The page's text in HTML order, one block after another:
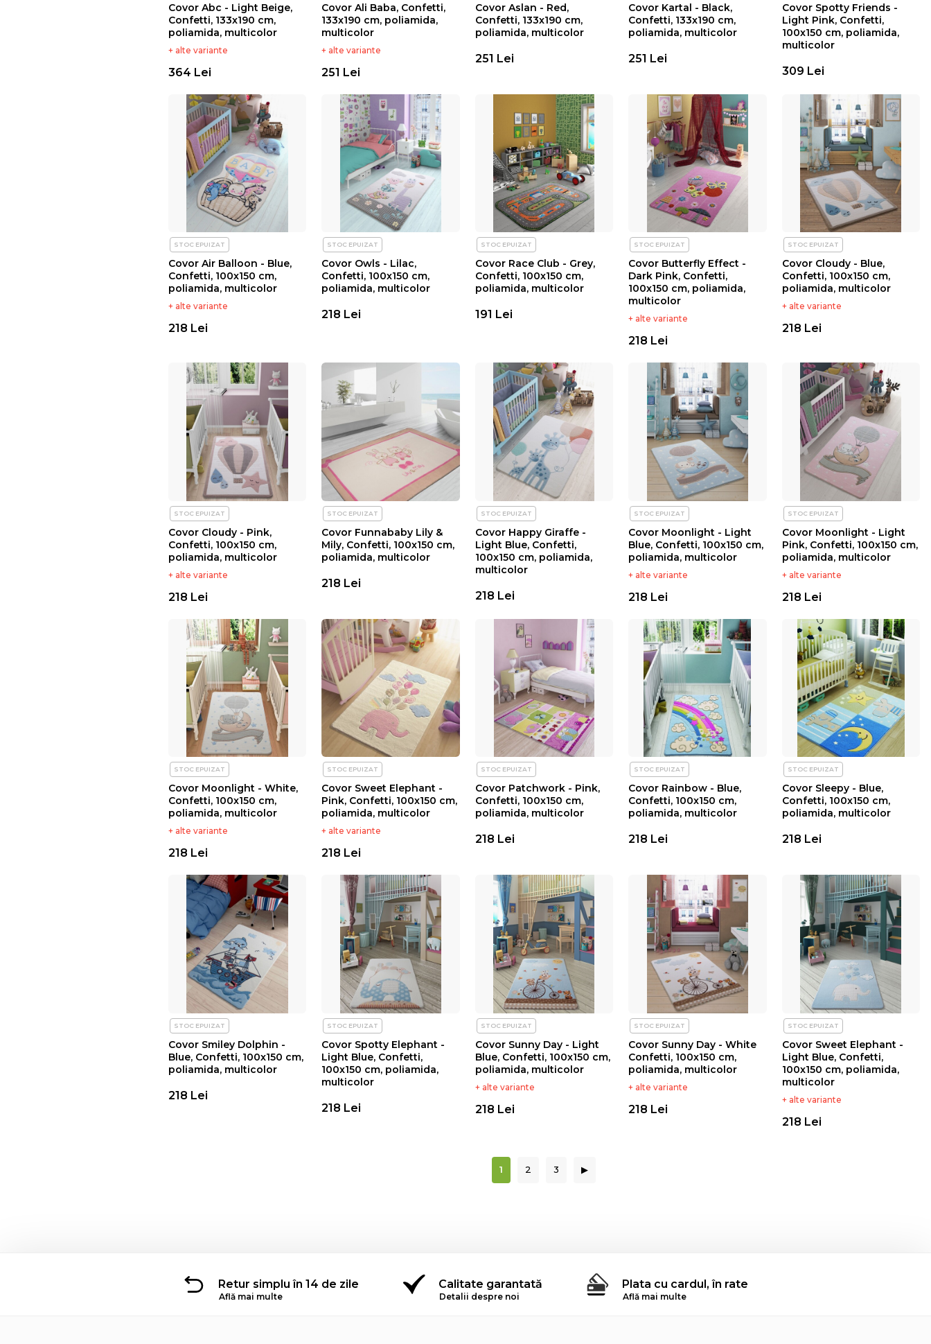
Covor Abc - Light Beige,
Confetti, 133x190 cm,
poliamida, multicolor
+ alte variante
364 Lei
Covor Ali Baba, Confetti,
133x190 cm, poliamida,
multicolor
+ alte variante
251 Lei
Covor Aslan - Red,
Confetti, 133x190 cm,
poliamida, multicolor
251 Lei
Covor Kartal - Black,
Confetti, 133x190 cm,
poliamida, multicolor
251 Lei
Covor Spotty Friends -
Light Pink, Confetti,
100x150 cm, poliamida,
multicolor
309 Lei
STOC EPUIZAT
Covor Air Balloon - Blue,
Confetti, 100x150 cm,
poliamida, multicolor
+ alte variante
218 Lei
STOC EPUIZAT
Covor Owls - Lilac,
Confetti, 100x150 cm,
poliamida, multicolor
218 Lei
STOC EPUIZAT
Covor Race Club - Grey,
Confetti, 100x150 cm,
poliamida, multicolor
191 Lei
STOC EPUIZAT
Covor Butterfly Effect -
Dark Pink, Confetti,
100x150 cm, poliamida,
multicolor
+ alte variante
218 Lei
STOC EPUIZAT
Covor Cloudy - Blue,
Confetti, 100x150 cm,
poliamida, multicolor
+ alte variante
218 Lei
STOC EPUIZAT
Covor Cloudy - Pink,
Confetti, 100x150 cm,
poliamida, multicolor
+ alte variante
218 Lei
STOC EPUIZAT
Covor Funnababy Lily &
Mily, Confetti, 100x150 cm,
poliamida, multicolor
218 Lei
STOC EPUIZAT
Covor Happy Giraffe -
Light Blue, Confetti,
100x150 cm, poliamida,
multicolor
218 Lei
STOC EPUIZAT
Covor Moonlight - Light
Blue, Confetti, 100x150 cm,
poliamida, multicolor
+ alte variante
218 Lei
STOC EPUIZAT
Covor Moonlight - Light
Pink, Confetti, 100x150 cm,
poliamida, multicolor
+ alte variante
218 Lei
STOC EPUIZAT
Covor Moonlight - White,
Confetti, 100x150 cm,
poliamida, multicolor
+ alte variante
218 Lei
STOC EPUIZAT
Covor Sweet Elephant -
Pink, Confetti, 100x150 cm,
poliamida, multicolor
+ alte variante
218 Lei
STOC EPUIZAT
Covor Patchwork - Pink,
Confetti, 100x150 cm,
poliamida, multicolor
218 Lei
STOC EPUIZAT
Covor Rainbow - Blue,
Confetti, 100x150 cm,
poliamida, multicolor
218 Lei
STOC EPUIZAT
Covor Sleepy - Blue,
Confetti, 100x150 cm,
poliamida, multicolor
218 Lei
STOC EPUIZAT
Covor Smiley Dolphin -
Blue, Confetti, 100x150 cm,
poliamida, multicolor
218 Lei
STOC EPUIZAT
Covor Spotty Elephant -
Light Blue, Confetti,
100x150 cm, poliamida,
multicolor
218 Lei
STOC EPUIZAT
Covor Sunny Day - Light
Blue, Confetti, 100x150 cm,
poliamida, multicolor
+ alte variante
218 Lei
STOC EPUIZAT
Covor Sunny Day - White
Confetti, 100x150 cm,
poliamida, multicolor
+ alte variante
218 Lei
STOC EPUIZAT
Covor Sweet Elephant -
Light Blue, Confetti,
100x150 cm, poliamida,
multicolor
+ alte variante
218 Lei
1 2 3 ▶
Retur simplu în 14 de zile
Află mai multe
Calitate garantată
Detalii despre noi
Plata cu cardul, în rate
Află mai multe